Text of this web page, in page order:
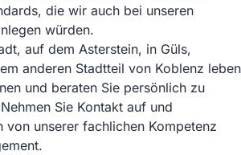
die wir auch bei unseren
würden.
auf dem Asterstein, in Güls,
anderen Stadtteil von Koblenz leben
und beraten Sie persönlich zu
Sie Kontakt auf und
von unserer fachlichen Kompetenz